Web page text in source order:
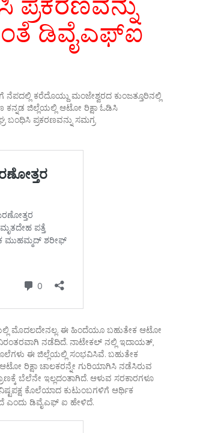
ಡಿವೈಎಫ್ಐ
ಕರೆದೊಯ್ದು ಮಂಜೇಶ್ವರದ ಕುಂಜತ್ತೂರಿನಲ್ಲಿ
ಕನ್ನಡ ಜಿಲ್ಲೆಯಲ್ಲಿ ಆಟೋ ರಿಕ್ಷಾ ಓಡಿಸಿ
ಪ್ರಕರಣವನ್ನು ಸಮಗ್ರ
ಮೊದಲದೇನಲ್ಲ. ಈ ಹಿಂದೆಯೂ ಬಹುತೇಕ ಆಟೋ
ನಡೆದಿದೆ. ನಾಟೇಕಲ್ ನಲ್ಲಿ ಇದಾಯತ್,
ಈ ಜಿಲ್ಲೆಯಲ್ಲಿ ಸಂಭವಿಸಿವೆ. ಬಹುತೇಕ
ರಿಕ್ಷಾ ಚಾಲಕರನ್ನೇ ಗುರಿಯಾಗಿಸಿ ನಡೆಸಿರುವ
ಬೆಲೆನೇ ಇಲ್ಲದಂತಾಗಿದೆ. ಆಳುವ ಸರಕಾರಗಳೂ
ಕೊಲೆಯಾದ ಕುಟುಂಬಗಳಿಗೆ ಆರ್ಥಿಕ
ಎಂದು ಡಿವೈಎಫ್ ಐ ಹೇಳಿದೆ.